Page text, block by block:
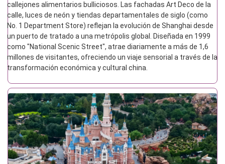
callejones alimentarios bulliciosos. Las fachadas Art Deco de la
calle, luces de neón y tiendas departamentales de siglo (como
No. 1 Department Store) reflejan la evolución de Shanghai desde
un puerto de tratado a una metrópolis global. Diseñada en 1999
como "National Scenic Street", atrae diariamente a más de 1,6
millones de visitantes, ofreciendo un viaje sensorial a través de la
transformación económica y cultural china.